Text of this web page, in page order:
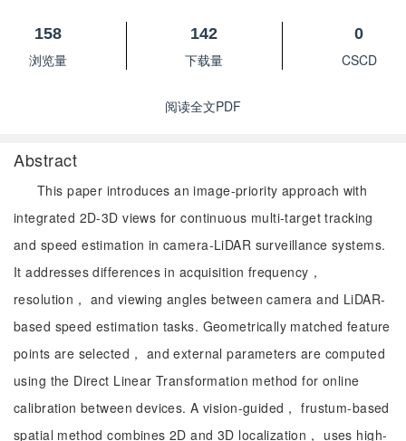
158
浏览量
142
下载量
0
CSCD
阅读全文PDF
Abstract
This paper introduces an image-priority approach with
integrated 2D-3D views for continuous multi-target tracking
and speed estimation in camera-LiDAR surveillance systems.
It addresses differences in acquisition frequency，
resolution， and viewing angles between camera and LiDAR-
based speed estimation tasks. Geometrically matched feature
points are selected， and external parameters are computed
using the Direct Linear Transformation method for online
calibration between devices. A vision-guided， frustum-based
spatial method combines 2D and 3D localization， uses high-